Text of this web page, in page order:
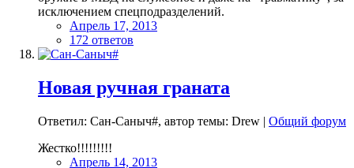
исключением спецподразделений.
Апрель 17, 2013
172 ответов
Новая ручная граната
Ответил: Сан-Саныч#, автор темы: Drew | Общий форум
Жестко!!!!!!!!!
Апрель 14, 2013